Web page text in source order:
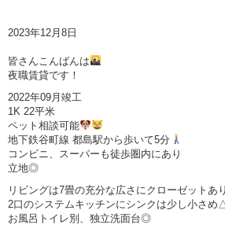
2023年12月8日
皆さんこんばんは
夜職賃貸です！
2022年09月竣工
1K 22平米
ペット相談可能
地下鉄谷町線 都島駅から歩いて5分
コンビニ、スーパーも徒歩圏内にあり
立地◎
リビングは7畳の充分な広さにクローゼットあ
2口のシステムキッチンにシンクは少し小さめ
お風呂トイレ別、独立洗面台◎